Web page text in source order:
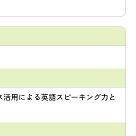
用による英語スピーキング力と